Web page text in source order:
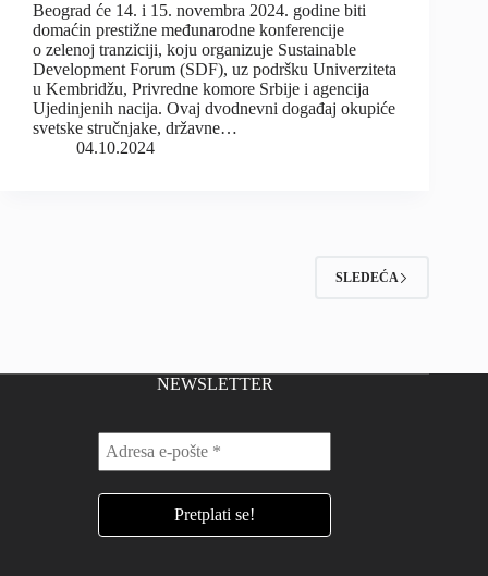
Beograd će 14. i 15. novembra 2024. godine biti
domaćin prestižne međunarodne konferencije
o zelenoj tranziciji, koju organizuje Sustainable
Development Forum (SDF), uz podršku Univerziteta
u Kembridžu, Privredne komore Srbije i agencija
Ujedinjenih nacija. Ovaj dvodnevni događaj okupiće
svetske stručnjake, državne…
04.10.2024
SLEDEĆA
NEWSLETTER